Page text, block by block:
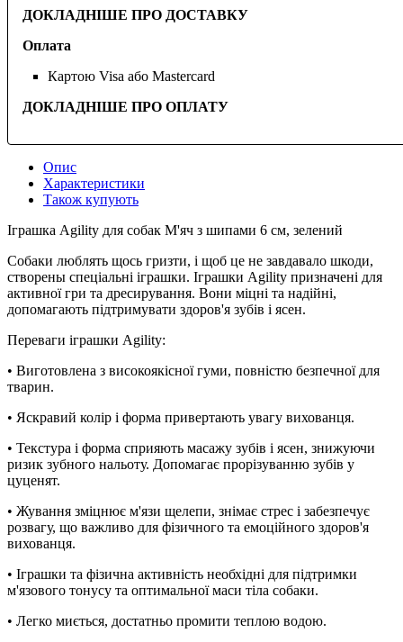
ДОКЛАДНІШЕ ПРО ДОСТАВКУ
Оплата
Картою Visa або Mastercard
ДОКЛАДНІШЕ ПРО ОПЛАТУ
Опис
Характеристики
Також купують
Іграшка Agility для собак М'яч з шипами 6 см, зелений
Собаки люблять щось гризти, і щоб це не завдавало шкоди,
створены спеціальні іграшки. Іграшки Agility призначені для
активної гри та дресирування. Вони міцні та надійні,
допомагають підтримувати здоров'я зубів і ясен.
Переваги іграшки Agility:
• Виготовлена з високоякісної гуми, повністю безпечної для
тварин.
• Яскравий колір і форма привертають увагу вихованця.
• Текстура і форма сприяють масажу зубів і ясен, знижуючи
ризик зубного нальоту. Допомагає прорізуванню зубів у
цуценят.
• Жування зміцнює м'язи щелепи, знімає стрес і забезпечує
розвагу, що важливо для фізичного та емоційного здоров'я
вихованця.
• Іграшки та фізична активність необхідні для підтримки
м'язового тонусу та оптимальної маси тіла собаки.
• Легко миється, достатньо промити теплою водою.